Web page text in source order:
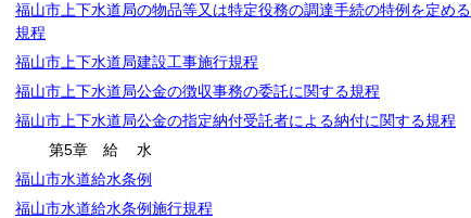
福山市上下水道局の物品等又は特定役務の調達手続の特例を定める
規程
福山市上下水道局建設工事施行規程
福山市上下水道局公金の徴収事務の委託に関する規程
福山市上下水道局公金の指定納付受託者による納付に関する規程
第5章 給水
福山市水道給水条例
福山市水道給水条例施行規程